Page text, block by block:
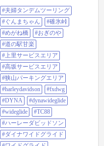
エリア #高坂サービスエリア #狭山
パーキングエリア #harleydavidson
#fxdwg #dyna #dynawideglide
#wideglide #tc88 #ハーレーダビッド
ソン #ダイナワイドグライド #ワイ
ドグライド
#夫婦タンデムツーリング
#ぐんまちゃん
#碓氷峠
#めがね橋
#おぎのや
#道の駅甘楽
#上里サービスエリア
#高坂サービスエリア
#狭山パーキングエリア
#harleydavidson
#fxdwg
#DYNA
#dynawideglide
#wideglide
#TC88
#ハーレーダビッドソン
#ダイナワイドグライド